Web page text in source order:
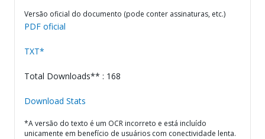
Versão oficial do documento (pode conter assinaturas, etc.)
PDF oficial
TXT*
Total Downloads** : 168
Download Stats
*A versão do texto é um OCR incorreto e está incluído
unicamente em benefício de usuários com conectividade lenta.